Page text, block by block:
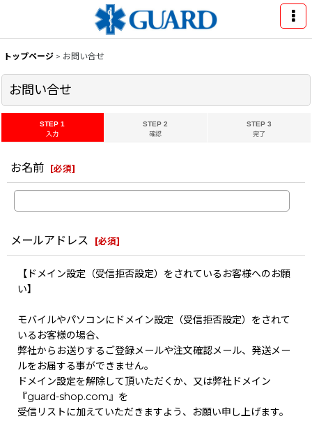
トップページ > お問い合せ
お問い合せ
STEP 1
入力
STEP 2
確認
STEP 3
完了
お名前 [必須]
メールアドレス [必須]
【ドメイン設定（受信拒否設定）をされているお客様へのお願
い】
モバイルやパソコンにドメイン設定（受信拒否設定）をされて
いるお客様の場合、
弊社からお送りするご登録メールや注文確認メール、発送メー
ルをお届する事ができません。
ドメイン設定を解除して頂いただくか、又は弊社ドメイン
『guard-shop.com』を
受信リストに加えていただきますよう、お願い申し上げます。